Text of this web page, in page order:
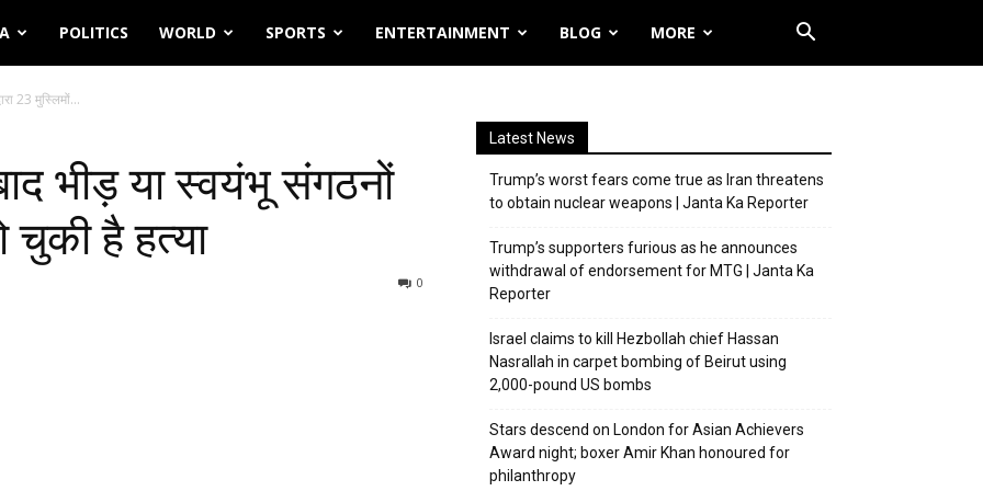
POLITICS WORLD SPORTS ENTERTAINMENT BLOG MORE
23 मुस्लिमों...
भीड़ या स्वयंभू संगठनों
चुकी है हत्या
0
Latest News
Trump’s worst fears come true as Iran threatens
to obtain nuclear weapons | Janta Ka Reporter
Trump’s supporters furious as he announces
withdrawal of endorsement for MTG | Janta Ka
Reporter
Israel claims to kill Hezbollah chief Hassan
Nasrallah in carpet bombing of Beirut using
2,000-pound US bombs
Stars descend on London for Asian Achievers
Award night; boxer Amir Khan honoured for
philanthropy